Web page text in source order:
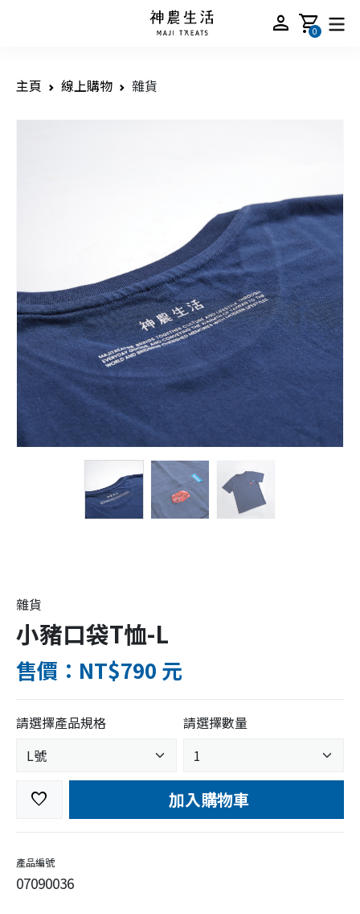
person shopping_cart
0
主頁 線上購物 雜貨
雜貨
小豬口袋T恤-L
售價：NT$790 元
請選擇產品規格 請選擇數量
favorite 加入購物車
產品編號
07090036